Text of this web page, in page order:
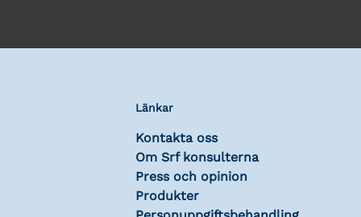
Länkar
Kontakta oss
Om Srf konsulterna
Press och opinion
Produkter